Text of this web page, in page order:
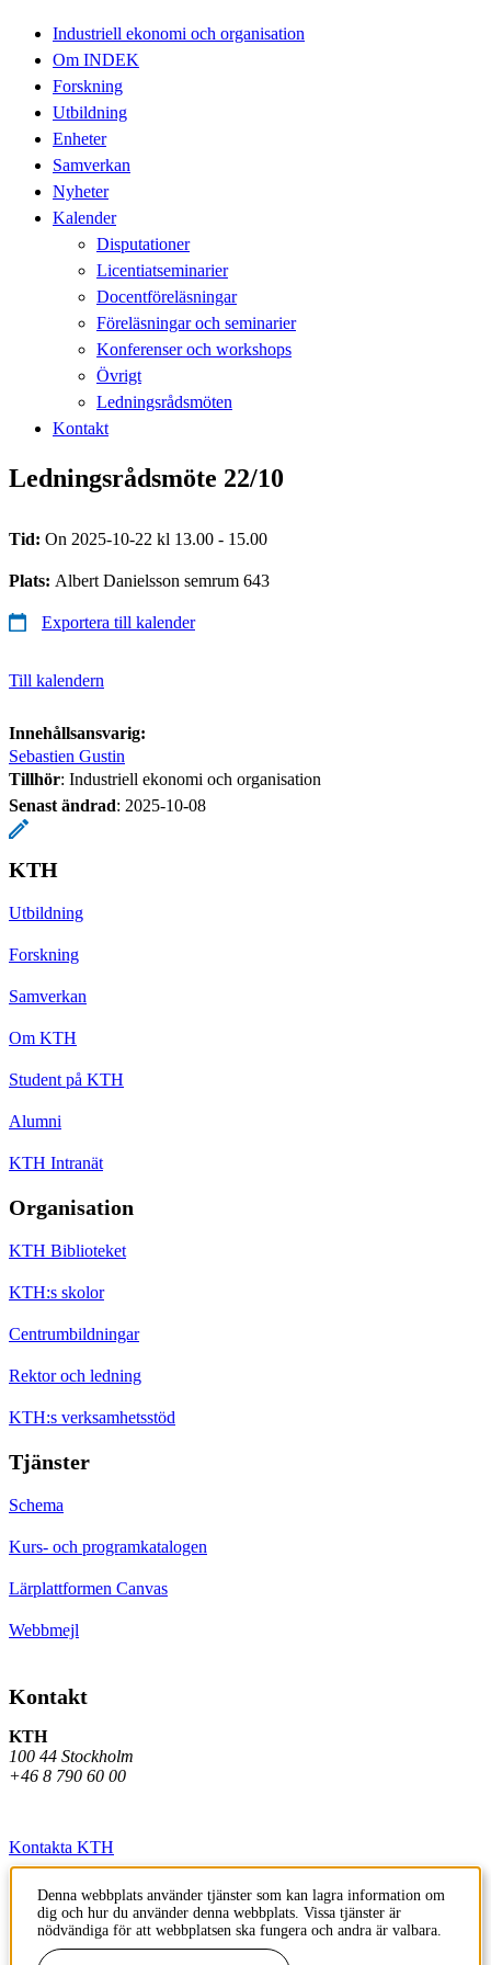
Industriell ekonomi och organisation
Om INDEK
Forskning
Utbildning
Enheter
Samverkan
Nyheter
Kalender
Disputationer
Licentiatseminarier
Docentföreläsningar
Föreläsningar och seminarier
Konferenser och workshops
Övrigt
Ledningsrådsmöten
Kontakt
Ledningsrådsmöte 22/10
Tid: On 2025-10-22 kl 13.00 - 15.00
Plats: Albert Danielsson semrum 643
Exportera till kalender
Till kalendern
Innehållsansvarig:
Sebastien Gustin
Tillhör: Industriell ekonomi och organisation
Senast ändrad: 2025-10-08
KTH
Utbildning
Forskning
Samverkan
Om KTH
Student på KTH
Alumni
KTH Intranät
Organisation
KTH Biblioteket
KTH:s skolor
Centrumbildningar
Rektor och ledning
KTH:s verksamhetsstöd
Tjänster
Schema
Kurs- och programkatalogen
Lärplattformen Canvas
Webbmejl
Kontakt
KTH
100 44 Stockholm
+46 8 790 60 00
Kontakta KTH
Jobba på KTH
Press och media
Denna webbplats använder tjänster som kan lagra information om
dig och hur du använder denna webbplats. Vissa tjänster är
nödvändiga för att webbplatsen ska fungera och andra är valbara.